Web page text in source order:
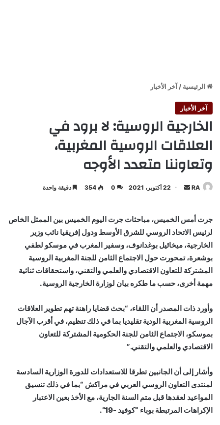
الرئيسية / آخر الأخبار
آخر الأخبار
الخارجية الروسية: لا برود في
العلاقات الروسية المغربية،
وتعاوننا متعدد الأوجه
RA
أرسل 22 أكتوبر، 2021 0
354 دقيقة واحدة
جرت أمس الخميس، مباحثات جرت اليوم الخميس بين الممثل الخاص
لرئيس الاتحاد الروسي للشرق الأوسط ودول إفريقيا نائب وزير
الخارجية، ميخائيل بوغدانوف، وسفير المغرب في موسكو لطفي
بوشعرة، تمحورت حول الاجتماع الثامن للجنة المغربية الروسية
المشتركة للتعاون الاقتصادي والعلمي والتقني، واستحقاقات ثنائية
مهمة أخرى، حسب ما طكره بيان لوزارة الخارجية الروسية.
وأورد ذات المصدر أن اللقاء، “بحث قضايا راهنة تهم تطوير العلاقات
الروسية المغربية الودية تقليديا بما في ذلك تنظيم، في أقرب الآجال
بموسكو، الاجتماع الثامن للجنة الحكومية المشتركة للتعاون
الاقتصادي والعلمي والتقني.”
وأشار إلى أن الجانبين تطرقا للاستعدادات للدورة الوزارية السادسة
لمنتدى التعاون الروسي العربي في مراكش “بما في ذلك تنسيق
المواعيد لعقدها قبل متم السنة الجارية، مع الأخذ بعين الاعتبار
الإكراهات المرتبطة بوباء “كوفيد -19”.